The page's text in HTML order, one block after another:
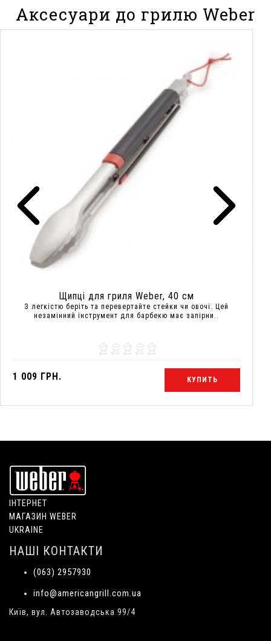
Аксесуари до грилю Weber
Щипці для гриля Weber, 40 см
З легкістю беріть та перевертайте стейки чи овочі. Цей
незамінний інструмент для барбекю має запірни..
1 009 ГРН. КУПИТЬ
ІНТЕРНЕТ
МАГАЗИН WEBER
UKRAINE
НАШІ КОНТАКТИ
(063) 2957930
info@americangrill.com.ua
Київ, вул. Автозаводська 99/4